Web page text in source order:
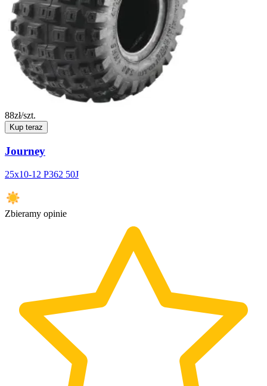
88zł/szt.
Kup teraz
Journey
25x10-12 P362 50J
Zbieramy opinie